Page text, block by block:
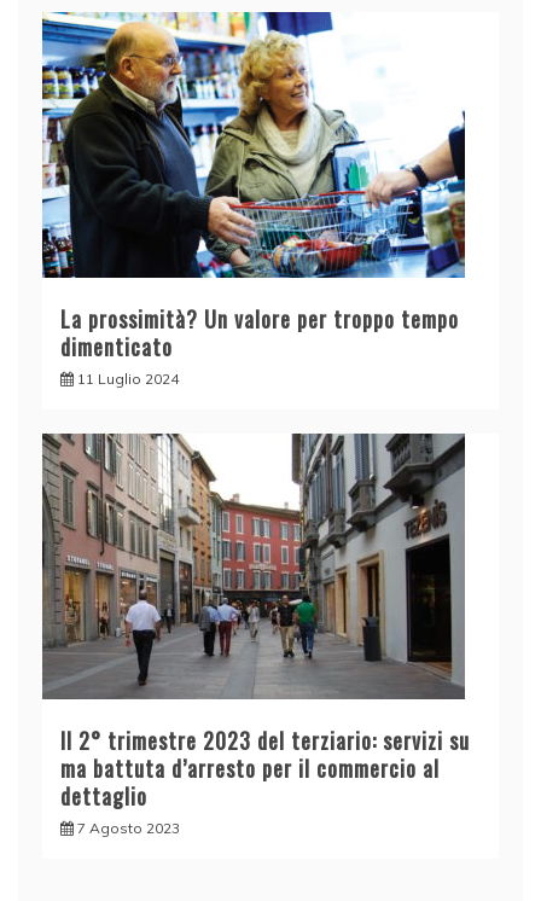
La prossimità? Un valore per troppo tempo
dimenticato
11 Luglio 2024
Il 2° trimestre 2023 del terziario: servizi su
ma battuta d’arresto per il commercio al
dettaglio
7 Agosto 2023